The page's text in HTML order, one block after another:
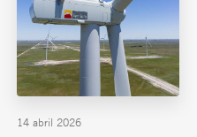
14 abril 2026